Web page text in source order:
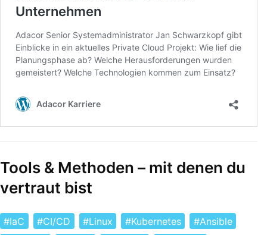
Tools & Methoden – mit denen du
vertraut bist
IaC CI/CD Linux Kubernetes Ansible